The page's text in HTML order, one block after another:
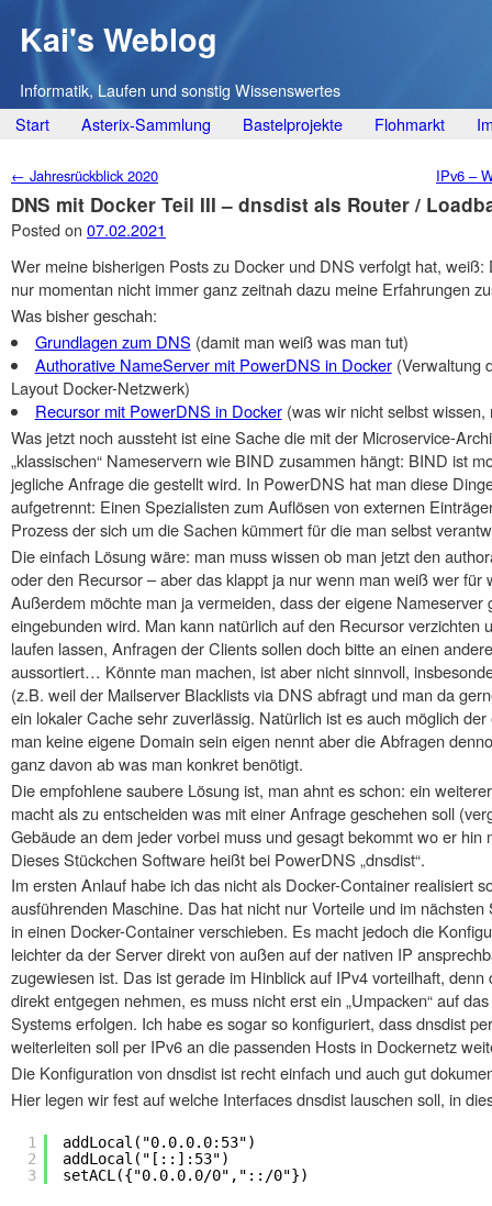
Kai's Weblog
Informatik, Laufen und sonstig Wissenswertes
Main menu
Skip
content
Start Asterix-Sammlung Bastelprojekte Flohmarkt
Post navigation
← Jahresrückblick 2020 IPv6 –
DNS mit Docker Teil III – dnsdist als Router /
Posted on 07.02.2021
Wer meine bisherigen Posts zu Docker und DNS verfolgt hat,
nur momentan nicht immer ganz zeitnah dazu meine Erfahrungen
Was bisher geschah:
Grundlagen zum DNS (damit man weiß was man tut)
Authorative NameServer mit PowerDNS in Docker(Verwaltung
Layout Docker-Netzwerk)
Recursor mit PowerDNS in Docker(was wir nicht selbst wissen,
Was jetzt noch aussteht ist eine Sache die mit der Microservice-
„klassischen“ Nameservern wie BIND zusammen hängt: BIND ist
jegliche Anfrage die gestellt wird. In PowerDNS hat man diese
aufgetrennt: Einen Spezialisten zum Auflösen von externen
Prozess der sich um die Sachen kümmert für die man selbst
Die einfach Lösung wäre: man muss wissen ob man jetzt den
oder den Recursor – aber das klappt ja nur wenn man weiß wer für
Außerdem möchte man ja vermeiden, dass der eigene Nameserver
eingebunden wird. Man kann natürlich auf den Recursor verzichten
laufen lassen, Anfragen der Clients sollen doch bitte an einen
aussortiert… Könnte man machen, ist aber nicht sinnvoll,
(z.B. weil der Mailserver Blacklists via DNS abfragt und man da
ein lokaler Cache sehr zuverlässig. Natürlich ist es auch möglich
man keine eigene Domain sein eigen nennt aber die Abfragen
ganz davon ab was man konkret benötigt.
Die empfohlene saubere Lösung ist, man ahnt es schon: ein
macht als zu entscheiden was mit einer Anfrage geschehen soll
Gebäude an dem jeder vorbei muss und gesagt bekommt wo er
Dieses Stückchen Software heißt bei PowerDNS „dnsdist“.
Im ersten Anlauf habe ich das nicht als Docker-Container realisiert
ausführenden Maschine. Das hat nicht nur Vorteile und im
in einen Docker-Container verschieben. Es macht jedoch die
leichter da der Server direkt von außen auf der nativen IP
zugewiesen ist. Das ist gerade im Hinblick auf IPv4 vorteilhaft,
direkt entgegen nehmen, es muss nicht erst ein „Umpacken“ auf
Systems erfolgen. Ich habe es sogar so konfiguriert, dass dnsdist
weiterleiten soll per IPv6 an die passenden Hosts in Dockernetz
Die Konfiguration von dnsdist ist recht einfach und auch gut
Hier legen wir fest auf welche Interfaces dnsdist lauschen soll, in
1
2
3
addLocal("0.0.0.0:53")
addLocal("[::]:53")
setACL({"0.0.0.0/0","::/0"})